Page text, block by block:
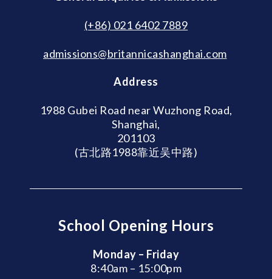
(+86) 021 6402 7889
admissions@britannicashanghai.com
Address
1988 Gubei Road near Wuzhong Road,
Shanghai,
201103
(古北路1988靠近吴中路)
School Opening Hours
Monday – Friday
8:40am – 15:00pm